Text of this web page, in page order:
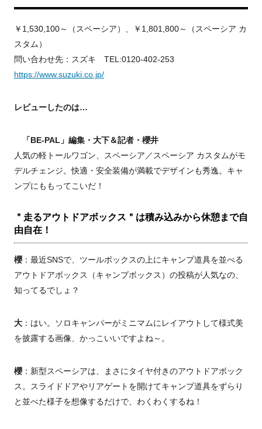
￥1,530,100～（スペーシア）、￥1,801,800～（スペーシア カ
スタム）
問い合わせ先：スズキ TEL:0120-402-253
https://www.suzuki.co.jp/
レビューしたのは…
「BE-PAL」編集・大下＆記者・櫻井
人気の軽トールワゴン、スペーシア／スペーシア カスタムがモ
デルチェンジ。快適・安全装備が満載でデザインも秀逸。キャ
ンプにももってこいだ！
＂走るアウトドアボックス＂は積み込みから休憩まで自
由自在！
櫻 ：最近SNSで、ツールボックスの上にキャンプ道具を並べる
アウトドアボックス（キャンプボックス）の投稿が人気なの、
知ってるでしょ？
大 ：はい。ソロキャンパーがミニマムにレイアウトして様式美
を披露する画像、かっこいいですよね～。
櫻 ：新型スペーシアは、まさにタイヤ付きのアウトドアボック
ス。スライドドアやリアゲートを開けてキャンプ道具をずらり
と並べた様子を想像するだけで、わくわくするね！